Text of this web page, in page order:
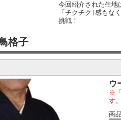
今回紹介された生地
「チクチク｣感もな
挑戦！
格子
ウ
※
す
商